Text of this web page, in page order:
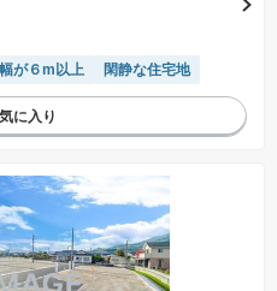
が６m以上 閑静な住宅地